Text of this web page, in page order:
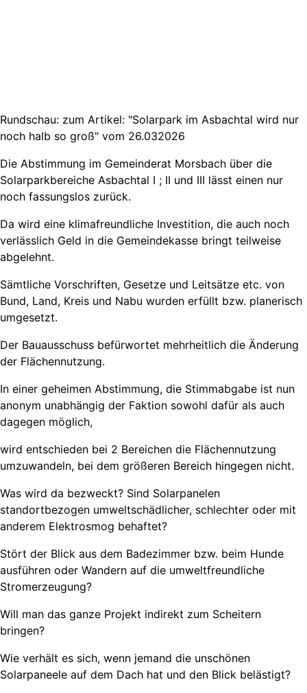
Rundschau: zum Artikel: "Solarpark im Asbachtal wird nur
noch halb so groß" vom 26.032026
Die Abstimmung im Gemeinderat Morsbach über die
Solarparkbereiche Asbachtal I ; II und III lässt einen nur
noch fassungslos zurück.
Da wird eine klimafreundliche Investition, die auch noch
verlässlich Geld in die Gemeindekasse bringt teilweise
abgelehnt.
Sämtliche Vorschriften, Gesetze und Leitsätze etc. von
Bund, Land, Kreis und Nabu wurden erfüllt bzw. planerisch
umgesetzt.
Der Bauausschuss befürwortet mehrheitlich die Änderung
der Flächennutzung.
In einer geheimen Abstimmung, die Stimmabgabe ist nun
anonym unabhängig der Faktion sowohl dafür als auch
dagegen möglich,
wird entschieden bei 2 Bereichen die Flächennutzung
umzuwandeln, bei dem größeren Bereich hingegen nicht.
Was wird da bezweckt? Sind Solarpanelen
standortbezogen umweltschädlicher, schlechter oder mit
anderem Elektrosmog behaftet?
Stört der Blick aus dem Badezimmer bzw. beim Hunde
ausführen oder Wandern auf die umweltfreundliche
Stromerzeugung?
Will man das ganze Projekt indirekt zum Scheitern
bringen?
Wie verhält es sich, wenn jemand die unschönen
Solarpaneele auf dem Dach hat und den Blick belästigt?